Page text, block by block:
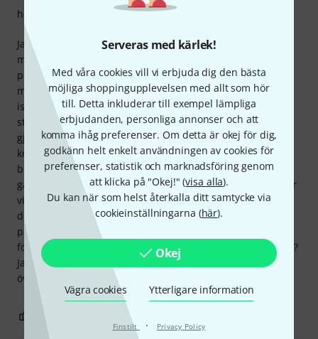
Serveras med kärlek!
Med våra cookies vill vi erbjuda dig den bästa
möjliga shoppingupplevelsen med allt som hör
till. Detta inkluderar till exempel lämpliga
erbjudanden, personliga annonser och att
komma ihåg preferenser. Om detta är okej för dig,
godkänn helt enkelt användningen av cookies för
preferenser, statistik och marknadsföring genom
att klicka på "Okej!" (visa alla).
Du kan när som helst återkalla ditt samtycke via
cookieinställningarna (här).
Okej
Vägra cookies Ytterligare information
Finstilt · Privacy Policy
Jag beställde en spotlight för att testa mitt planerade
musikrum. Vad kunde möjligen gå fel för det priset? Min
plan var att modifiera spotlighten så att den kunde
monteras på ett enfas skensystem. Det innebar att jag tog
isär den lilla saken, bland annat för att byta ut den svarta
strömkabeln mot en vit. Alla polanslutningar är snyggt
gjorda, det extra fallskyddet som en stålkabel ger är solidt
konstruerat och H05-kabeln är lämplig för kommersiellt
bruk. Hållaren för färgfiltret har till och med ett inbyggt
galler, vilket egentligen är avsett att skydda mot glasskärvor
vid en exploderande glödlampa. Med dagens LED-teknik är
det ganska osannolikt, men det säger något om kvaliteten
på utförandet. Oslagbart för priset och dessutom
förstklassigt för professionellt bruk. Varför kan jag säga det?
Jag är elektriker och har arbetat inom eventteknik (teater) i
över 30 år.
hantverkskvalitet
ANMÄL RECENSION